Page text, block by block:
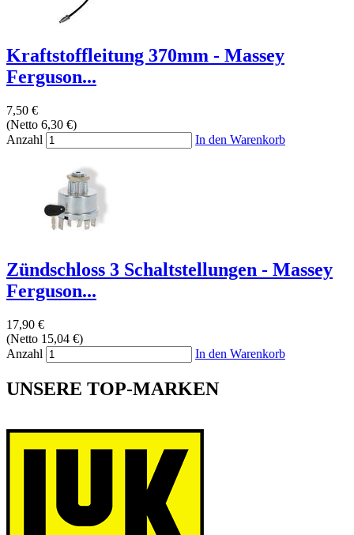
Kraftstoffleitung 370mm - Massey
Ferguson...
7,50 €
(Netto 6,30 €)
Anzahl
In den Warenkorb
Zündschloss 3 Schaltstellungen - Massey
Ferguson...
17,90 €
(Netto 15,04 €)
Anzahl
In den Warenkorb
UNSERE TOP-MARKEN